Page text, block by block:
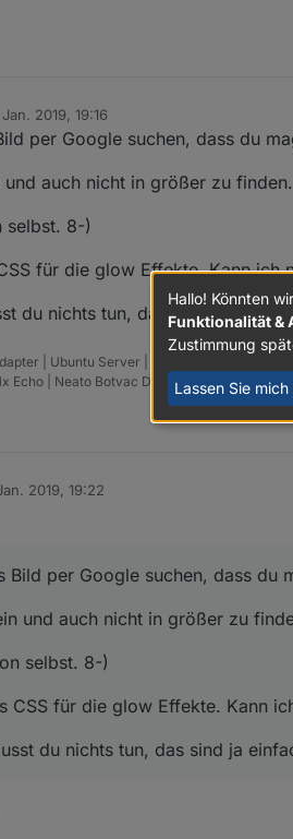
Jan. 2019, 19:16
von
per Google suchen, dass du
auch nicht in größer zu finden.
selbst. 8-)
für die glow Effekte. Kann ich
du nichts tun, das sind ja
| Ubuntu Server | intel NUC |
Echo | Neato Botvac D5</size>
2019, 19:22
Bild per Google suchen, dass du
und auch nicht in größer zu
selbst. 8-)
CSS für die glow Effekte. Kann
du nichts tun, das sind ja
Hallo! Könnten
Funktionalität &
Zustimmung
Lassen Sie